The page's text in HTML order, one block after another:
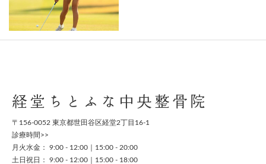
経堂ちとふな中央整骨院
〒156-0052 東京都世田谷区経堂2丁目16-1
診療時間>>
月火水金： 9:00 - 12:00｜15:00 - 20:00
土日祝日： 9:00 - 12:00｜15:00 - 18:00